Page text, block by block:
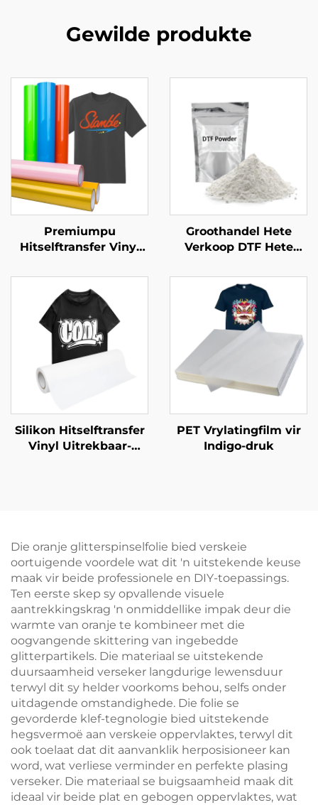
Gewilde produkte
Premiumpu
Hitselftransfer Vinyl
te Sny & Weed
Groothandel Hete
Verkoop DTF Hete
PET Film Poeder vir
Warmte-oordrag Druk
Kleding
Silikon Hitselftransfer
Vinyl Uitrekbaar-
PET Vrylatingfilm vir
Indigo-druk
Die oranje glitterspinselfolie bied verskeie
oortuigende voordele wat dit 'n uitstekende keuse
maak vir beide professionele en DIY-toepassings.
Ten eerste skep sy opvallende visuele
aantrekkingskrag 'n onmiddellike impak deur die
warmte van oranje te kombineer met die
oogvangende skittering van ingebedde
glitterpartikels. Die materiaal se uitstekende
duursaamheid verseker langdurige lewensduur
terwyl dit sy helder voorkoms behou, selfs onder
uitdagende omstandighede. Die folie se
gevorderde klef-tegnologie bied uitstekende
hegsvermoë aan verskeie oppervlaktes, terwyl dit
ook toelaat dat dit aanvanklik herposisioneer kan
word, wat verliese verminder en perfekte plasing
verseker. Die materiaal se buigsaamheid maak dit
ideaal vir beide plat en gebogen oppervlaktes, wat